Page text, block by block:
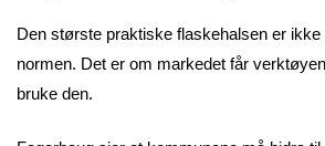
Den største praktiske flaskehalsen er
normen. Det er om markedet får
bruke den.